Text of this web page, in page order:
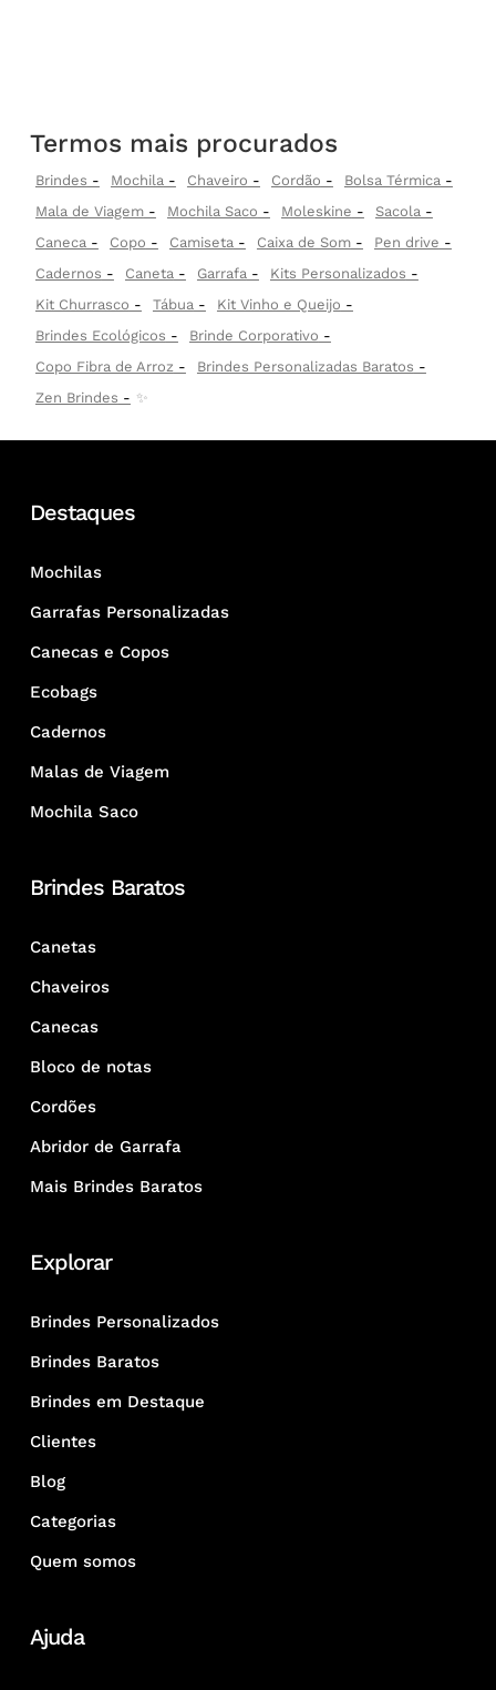
Termos mais procurados
Brindes Mochila Chaveiro Cordão
Bolsa Térmica
Mala de Viagem
Mochila Saco Moleskine
Sacola
Caneca
Copo Camiseta Caixa de Som
Pen drive
Cadernos
Caneta Garrafa
Kits Personalizados
Kit Churrasco
Tábua
Kit Vinho e Queijo
Brindes Ecológicos
Brinde Corporativo
Copo Fibra de Arroz
Brindes Personalizadas Baratos
Zen Brindes
✨
Destaques
Mochilas
Garrafas Personalizadas
Canecas e Copos
Ecobags
Cadernos
Malas de Viagem
Mochila Saco
Brindes Baratos
Canetas
Chaveiros
Canecas
Bloco de notas
Cordões
Abridor de Garrafa
Mais Brindes Baratos
Explorar
Brindes Personalizados
Brindes Baratos
Brindes em Destaque
Clientes
Blog
Categorias
Quem somos
Ajuda